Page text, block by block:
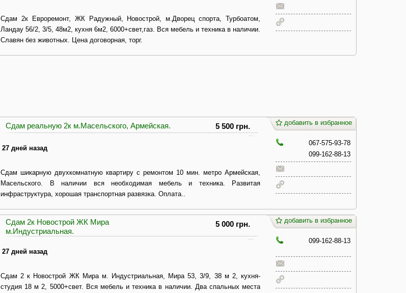
Сдам 2к Евроремонт, ЖК Радужный, Новострой, м.Дворец спорта, Турбоатом,
Ландау 56/2, 3/5, 48м2, кухня 6м2, 6000+свет,газ. Вся мебель и техника в наличии.
Славян без животных. Цена договорная, торг.
Сдам реальную 2к м.Масельского, Армейская. 5 500 грн.
27 дней назад
Сдам шикарную двухкомнатную квартиру с ремонтом 10 мин. метро Армейская,
Масельского. В наличии вся необходимая мебель и техника. Развитая
инфраструктура, хорошая транспортная развязка. Оплата..
добавить в избранное
067-575-93-78
099-162-88-13
Сдам 2к Новострой ЖК Мира
м.Индустриальная.
5 000 грн.
27 дней назад
Сдам 2 к Новострой ЖК Мира м. Индустриальная, Мира 53, 3/9, 38 м 2, кухня-
студия 18 м 2, 5000+свет. Вся мебель и техника в наличии. Два спальных места
добавить в избранное
099-162-88-13